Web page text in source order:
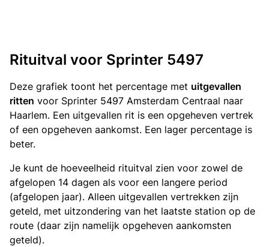
Rituitval voor Sprinter 5497
Deze grafiek toont het percentage met uitgevallen
ritten voor Sprinter 5497 Amsterdam Centraal naar
Haarlem. Een uitgevallen rit is een opgeheven vertrek
of een opgeheven aankomst. Een lager percentage is
beter.
Je kunt de hoeveelheid rituitval zien voor zowel de
afgelopen 14 dagen als voor een langere period
(afgelopen jaar). Alleen uitgevallen vertrekken zijn
geteld, met uitzondering van het laatste station op de
route (daar zijn namelijk opgeheven aankomsten
geteld).